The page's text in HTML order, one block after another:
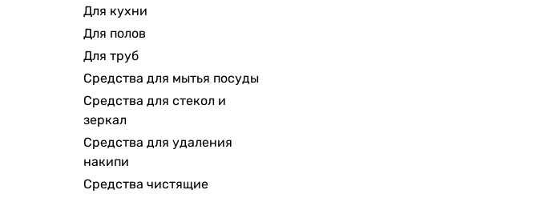
Chirton
Master FRESH
Sorti
Биолан
AOS
Mebelux
Выгодная уборка
Watashi
Для кухни
Для полов
Для труб
Средства для мытья посуды
Средства для стекол и
зеркал
Средства для удаления
накипи
Средства чистящие